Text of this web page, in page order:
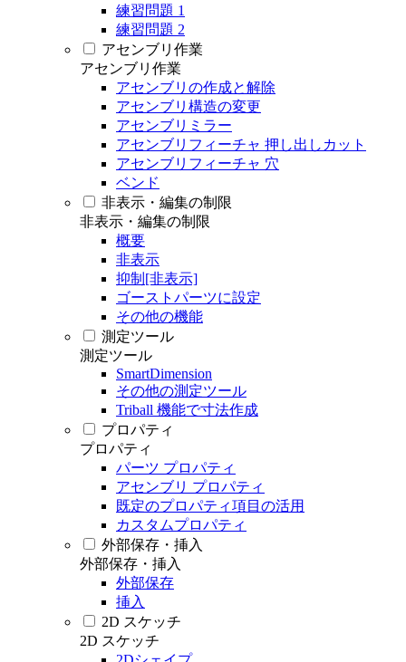
練習問題 1
練習問題 2
アセンブリ作業
アセンブリ作業
アセンブリの作成と解除
アセンブリ構造の変更
アセンブリミラー
アセンブリフィーチャ 押し出しカット
アセンブリフィーチャ 穴
ベンド
非表示・編集の制限
非表示・編集の制限
概要
非表示
抑制[非表示]
ゴーストパーツに設定
その他の機能
測定ツール
測定ツール
SmartDimension
その他の測定ツール
Triball 機能で寸法作成
プロパティ
プロパティ
パーツ プロパティ
アセンブリ プロパティ
既定のプロパティ項目の活用
カスタムプロパティ
外部保存・挿入
外部保存・挿入
外部保存
挿入
2D スケッチ
2D スケッチ